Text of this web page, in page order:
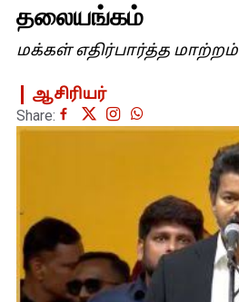
தலையங்கம்
மக்கள் எதிர்பார்த்த
ஆசிரியர்
Share: